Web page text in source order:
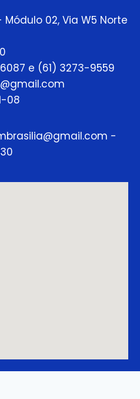
Módulo 02, Via W5 Norte
e (61) 3273-9559
08
-